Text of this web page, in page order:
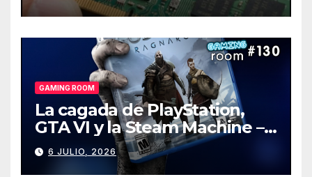
GAMING ROOM
La cagada de PlayStation,
GTA VI y la Steam Machine –
Gaming Room #130
6 JULIO, 2026